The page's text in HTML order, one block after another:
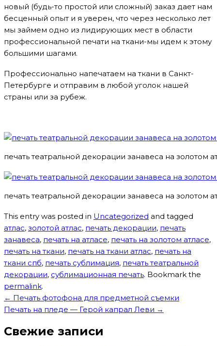
новый (будь-то простой или сложный) заказ дает нам
бесценный опыт и я уверен, что через несколько лет
мы займем одно из лидирующих мест в области
профессиональной печати на ткани-мы идем к этому
большими шагами.
Профессионально напечатаем на ткани в Санкт-
Петербурге и отправим в любой уголок нашей
страны или за рубеж.
печать театральной декорации занавеса на золотом
печать театральной декорации занавеса на золотом
This entry was posted in Uncategorized and tagged
атлас, золотой атлас, печать декорации, печать
занавеса, печать на атласе, печать на золотом атласе,
печать на ткани, печать на ткани атлас, печать на
ткани спб, печать сублимация, печать театральной
декорации, сублимационная печать. Bookmark the
permalink.
Навигация
по
записям
← Печать фотофона для предметной съемки
Печать на пледе — Герой капрал Леви →
Свежие записи